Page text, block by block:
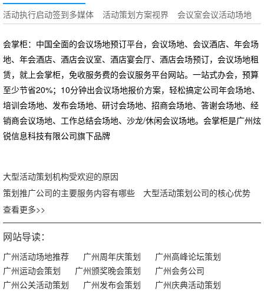
活动执行启动签到多媒体
活动策划方案视界 会议室会议活动场地
会掌柜：中国全面的会议场地预订平台，会议场地、会议酒店、年会场
地、年会酒店、酒店会议室、酒店宴会厅、酒店会场预订，会议场地租
赁，就上会掌柜，免收服务费的会议服务平台网站。一站式办会，预算
至少节省20%；10分钟出会议场地报价方案，轻松搞定公司年会场地、
培训会场地、发布会场地、研讨会场地、招商会场地、答谢会场地、经
销商会议场地、工作总结会场地、沙龙/休闲会议场地。会掌柜是广州炫
锐信息科技有限公司旗下品牌
大型活动策划机构受欢迎的原因
策划推广公司的主要服务内容有哪些
大型活动策划公司的核心优势
查看更多>>
网站导读：
广州活动场地推荐 广州周年庆策划
广州高峰论坛策划
广州运动会策划
广州颁奖晚会策划
广州会务公司
广州公关活动策划
广州发布会策划
广州庆典活动策划